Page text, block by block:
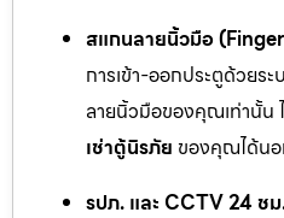
สแกนลายนิ้วมือ
การเข้า-ออกประตูด้วย
ลายนิ้วมือของคุณเท่านั้น
เช่าตู้นิรภัย ของคุณได้น
รปภ. และ CCTV 24 ช